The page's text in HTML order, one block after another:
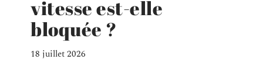
vitesse est-elle
bloquée ?
18 juillet 2026